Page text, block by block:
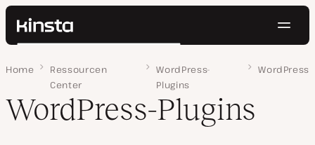
Kinsta®
Lösungen
Ressourcen
Suchen
Anmelden Kostenlos testen
Home
Ressourcen
Center
WordPress-
Plugins
WordPress
Seite 3
WordPress-Plugins